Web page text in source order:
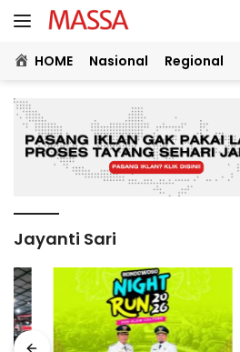
Langsung
ke
konten
HOME Nasional Regional
Jayanti Sari